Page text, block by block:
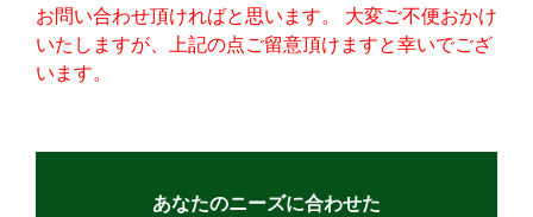
お問い合わせ頂ければと思います。 大変ご不便おかけ
いたしますが、上記の点ご留意頂けますと幸いでござ
います。
あなたのニーズに合わせた